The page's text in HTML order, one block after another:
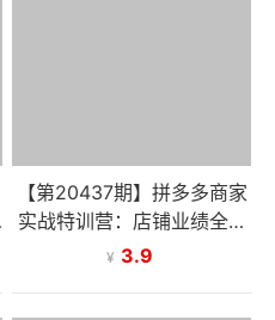
【第20437期】拼多多商家
实战特训营：店铺业绩全年
无淡季，年增长200%+单店
¥ 3.9